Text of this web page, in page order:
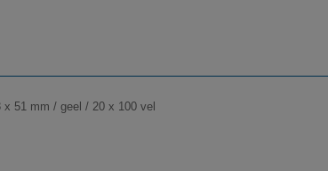
51 mm / geel / 20 x 100 vel